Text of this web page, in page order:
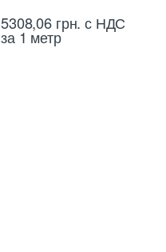
5308,06 грн. с НДС
за 1 метр